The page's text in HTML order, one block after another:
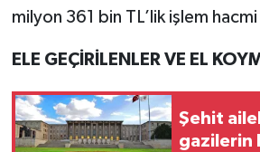
milyon 361 bin TL’lik işlem
ELE GEÇİRİLENLER VE EL
Şehit
gazilerin